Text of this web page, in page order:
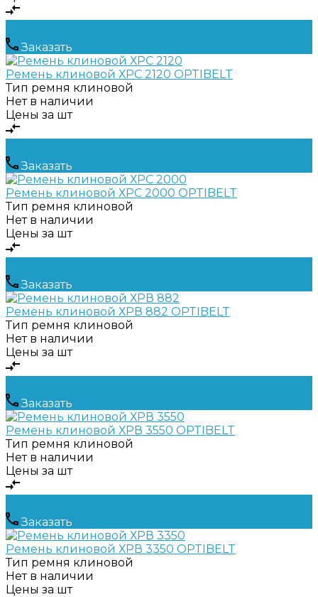
Заказать
Ремень клиновой ХРС 2120 OPTIBELT
Тип ремня клиновой
Нет в наличии
Цены за шт
Заказать
Ремень клиновой ХРС 2000 OPTIBELT
Тип ремня клиновой
Нет в наличии
Цены за шт
Заказать
Ремень клиновой ХРВ 882 OPTIBELT
Тип ремня клиновой
Нет в наличии
Цены за шт
Заказать
Ремень клиновой ХРВ 3550 OPTIBELT
Тип ремня клиновой
Нет в наличии
Цены за шт
Заказать
Ремень клиновой ХРВ 3350 OPTIBELT
Тип ремня клиновой
Нет в наличии
Цены за шт